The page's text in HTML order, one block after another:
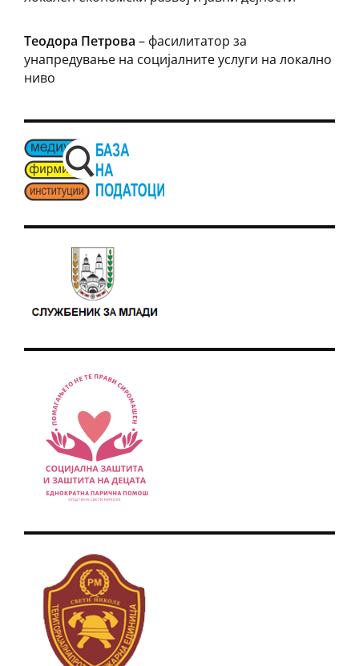
Теодора Петрова – фасилитатор за
унапредување на социјалните услуги на локално
ниво